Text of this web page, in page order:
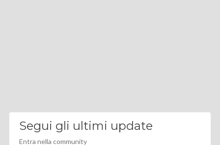
Segui gli ultimi update
Entra nella community